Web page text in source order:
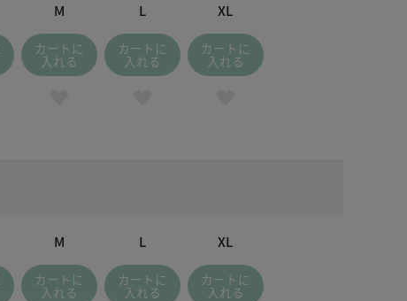
M
カートに
入れる
L
カートに
入れる
XL
カートに
入れる
M
カートに
入れる
L
カートに
入れる
XL
カートに
入れる